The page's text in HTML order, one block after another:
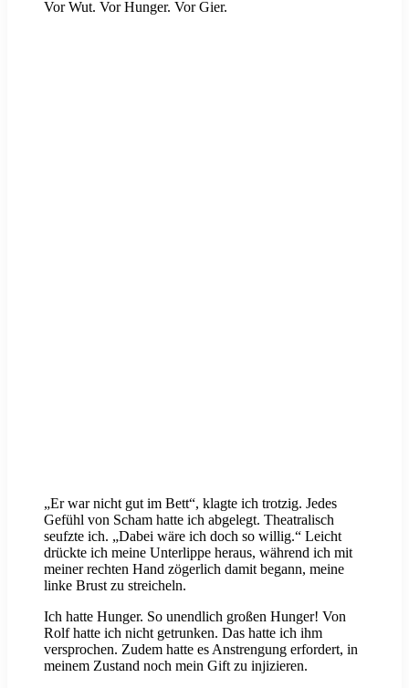
Vor Wut. Vor Hunger. Vor Gier.
„Er war nicht gut im Bett“, klagte ich trotzig. Jedes
Gefühl von Scham hatte ich abgelegt. Theatralisch
seufzte ich. „Dabei wäre ich doch so willig.“ Leicht
drückte ich meine Unterlippe heraus, während ich mit
meiner rechten Hand zögerlich damit begann, meine
linke Brust zu streicheln.
Ich hatte Hunger. So unendlich großen Hunger! Von
Rolf hatte ich nicht getrunken. Das hatte ich ihm
versprochen. Zudem hatte es Anstrengung erfordert, in
meinem Zustand noch mein Gift zu injizieren.